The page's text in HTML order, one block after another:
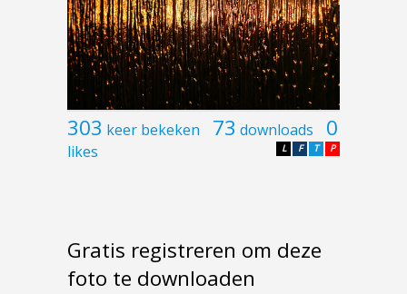
303 keer bekeken 73 downloads 0
likes P
T
F
L
Gratis registreren om deze
foto te downloaden